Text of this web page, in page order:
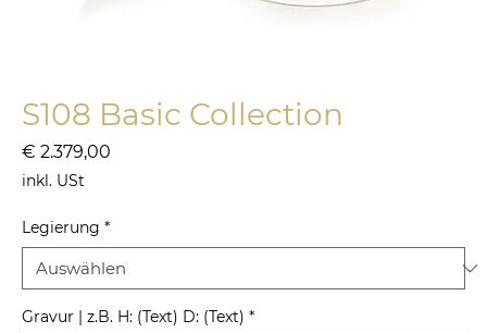
S108 Basic Collection
€ 2.379,00
inkl. USt
Legierung *
Gravur | z.B. H: (Text) D: (Text) *